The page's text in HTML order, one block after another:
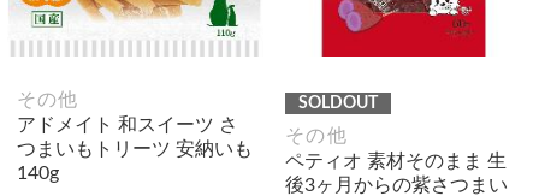
その他
アドメイト 和スイーツ さ
つまいもトリーツ 安納いも
140g
SOLDOUT
その他
ペティオ 素材そのまま 生
後3ヶ月からの紫さつまい